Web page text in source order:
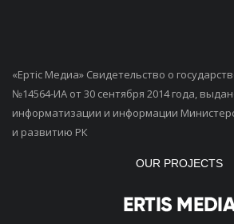
«Ертiс Медиа» Свидетельство о
№14564-ИА от 30 сентября 2014 года,
информатизации и информации
и развитию РК
OUR PROJECTS